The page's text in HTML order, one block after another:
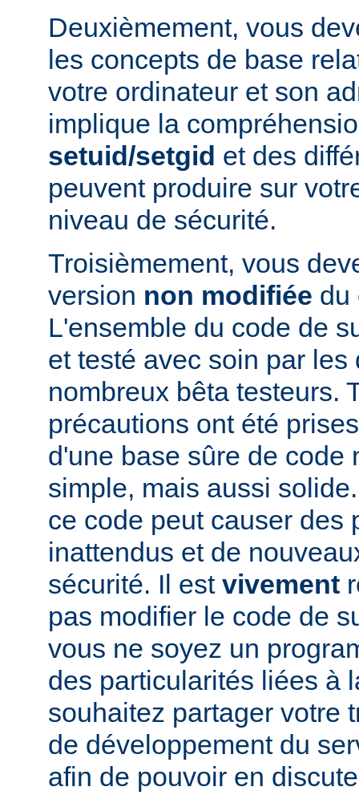
Deuxièmement, vous
les concepts de base
votre ordinateur et son
implique la
setuid/setgid et des
peuvent produire sur
niveau de sécurité.
Troisièmement, vous
version non modifiée du
L'ensemble du code de
et testé avec soin par
nombreux bêta testeurs.
précautions ont été
d'une base sûre de code
simple, mais aussi
ce code peut causer des
inattendus et de
sécurité. Il est vivement
pas modifier le code de
vous ne soyez un
des particularités liées à
souhaitez partager votre
de développement du
afin de pouvoir en